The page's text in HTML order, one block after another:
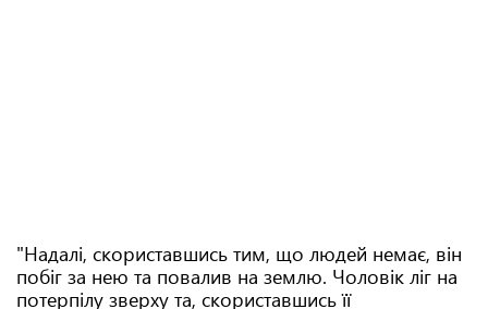
"Надалі, скориставшись тим, що людей немає, він
побіг за нею та повалив на землю. Чоловік ліг на
потерпілу зверху та, скориставшись її